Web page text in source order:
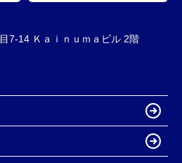
7-14 Ｋａｉｎｕｍａビル 2階